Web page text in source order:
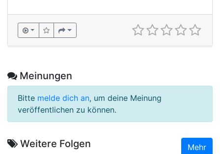
Meinungen
Bitte melde dich an, um deine Meinung
veröffentlichen zu können.
Weitere Folgen Mehr